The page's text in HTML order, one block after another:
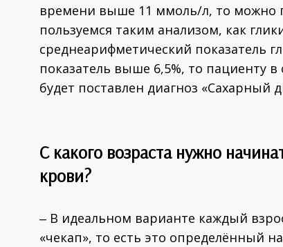
времени выше 11 ммоль/л, то можно
пользуемся таким анализом, как
среднеарифметический показатель
показатель выше 6,5%, то пациенту
будет поставлен диагноз «Сахарный
С какого возраста нужно
крови?
‒ В идеальном варианте каждый
«чекап», то есть это определённый